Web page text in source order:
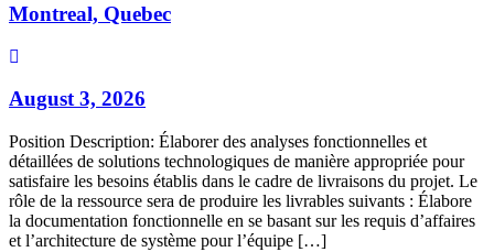
Montreal, Quebec
August 3, 2026
Position Description: Élaborer des analyses fonctionnelles et
détaillées de solutions technologiques de manière appropriée pour
satisfaire les besoins établis dans le cadre de livraisons du projet. Le
rôle de la ressource sera de produire les livrables suivants : Élabore
la documentation fonctionnelle en se basant sur les requis d’affaires
et l’architecture de système pour l’équipe […]